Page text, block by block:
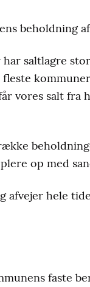
præventivt. Der
som har
Her udføres
3-22,
fygning på seks
i det omfang de
til 12.
beholdning
saltlagre
vores salt
op med
afvejer hele
faste